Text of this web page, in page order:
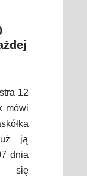
12
mówi
ją
dnia
się